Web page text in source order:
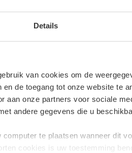
Details
van cookies om de
de toegang tot onze website te
aan onze partners voor sociale
andere gegevens die u
te plaatsen wanneer dit
cookies is uw toestemming